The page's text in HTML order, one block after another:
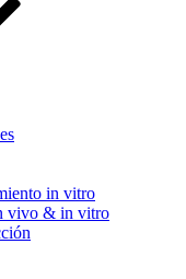
in vitro
vivo & in vitro